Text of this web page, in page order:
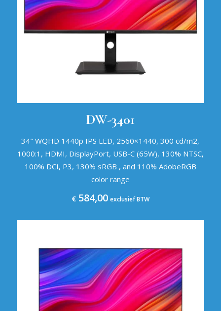
DW-3401
34″ WQHD 1440p IPS LED, 2560×1440, 300 cd/m2,
1000:1, HDMI, DisplayPort, USB-C (65W), 130% NTSC,
100% DCI, P3, 130% sRGB , and 110% AdobeRGB
color range
€584,00 exclusief BTW